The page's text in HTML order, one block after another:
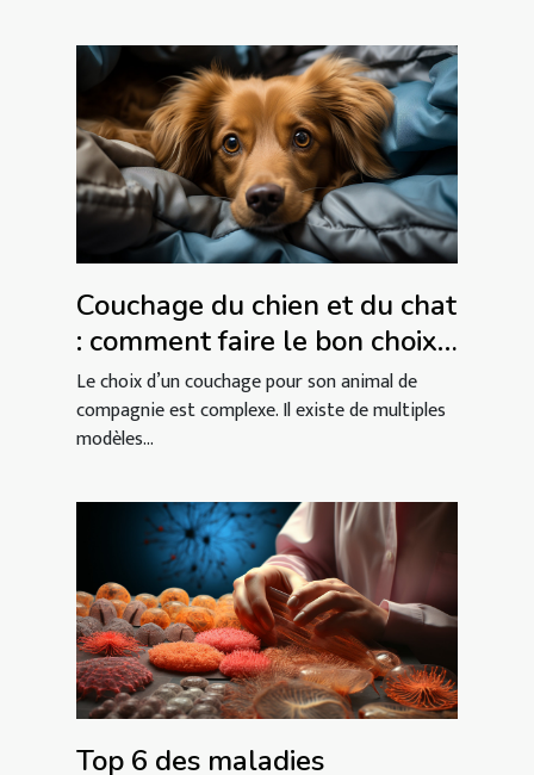
Couchage du chien et du chat
: comment faire le bon choix
?
Le choix d’un couchage pour son animal de
compagnie est complexe. Il existe de multiples
modèles...
Top 6 des maladies